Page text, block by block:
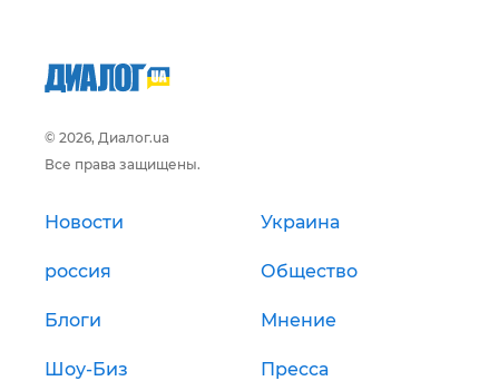
© 2026, Диалог.ua
Все права защищены.
Новости Украина
россия Общество
Блоги Мнение
Шоу-Биз Пресса